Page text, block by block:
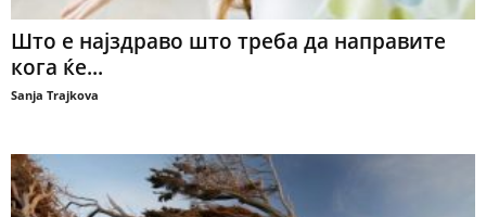
Што е најздраво што треба да направите
кога ќе...
Sanja Trajkova